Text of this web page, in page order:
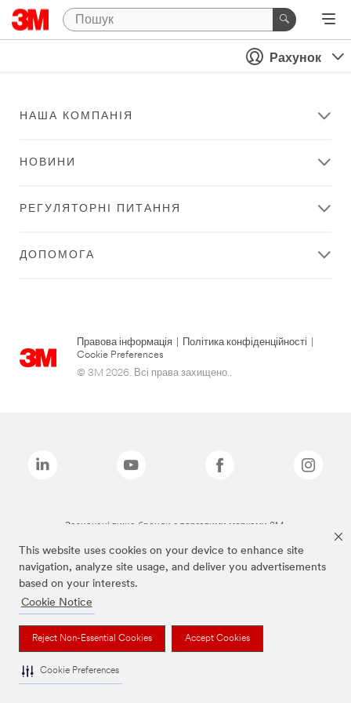
This website uses cookies on your device to enhance site
navigation, analyze site usage, and deliver you advertisements
based on your interests.
Cookie Notice
Reject Non-Essential Cookies Accept Cookies
Cookie Preferences
Рахунок
НАША КОМПАНІЯ
НОВИНИ
РЕГУЛЯТОРНІ ПИТАННЯ
ДОПОМОГА
Правова інформація Політика конфіденційності
Cookie Preferences
© 3M 2026. Всі права захищено..
Зазначені вище бренди є торговими марками 3M.